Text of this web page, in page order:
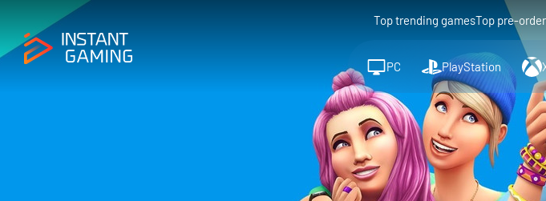
Top trending gamesTop pre-
PC PlayStation